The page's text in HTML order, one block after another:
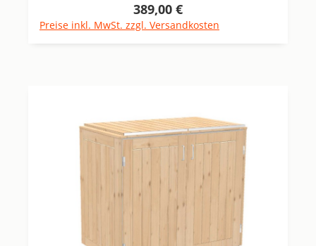
Regulärer Preis:
389,00 €
Preise inkl. MwSt. zzgl. Versandkosten